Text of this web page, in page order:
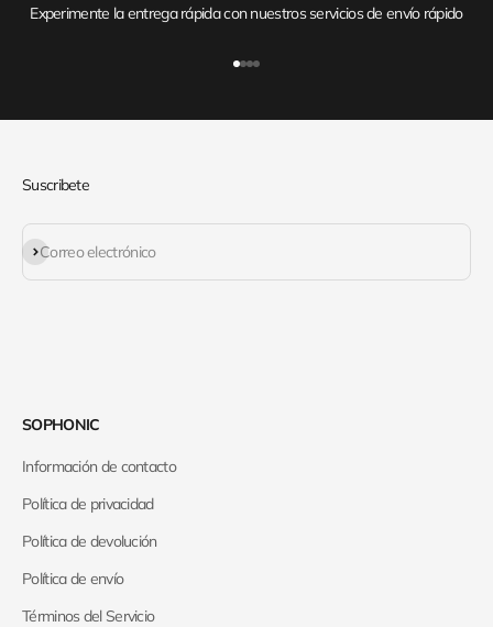
Experimente la entrega rápida con nuestros servicios de envío rápido
Suscribete
Correo electrónico
Suscribirse
SOPHONIC
Información de contacto
Política de privacidad
Política de devolución
Política de envío
Términos del Servicio